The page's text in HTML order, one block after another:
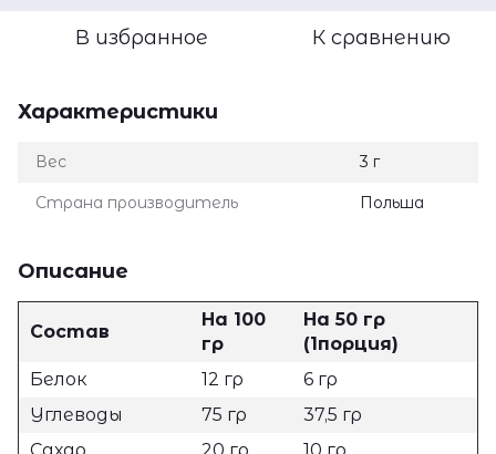
В избранное К сравнению
Характеристики
Вес 3 г
Страна производитель Польша
Описание
Состав
На 100
гр
На 50 гр
(1порция)
Белок
12 гр
6 гр
Углеводы
75 гр
37,5 гр
Сахар
20 гр
10 гр